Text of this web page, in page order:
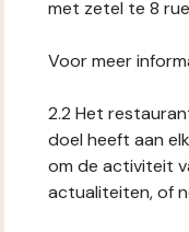
met zetel te 8
Voor meer
2.2 Het
doel heeft aan
om de activiteit
actualiteiten, of